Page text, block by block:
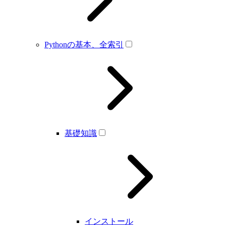
Pythonの基本、全索引
基礎知識
インストール